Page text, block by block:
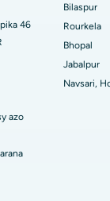
any Ramji Nagar,
ao amin'ny Sector-
ao Swargate, Pune
vehivavy tsara
46
azo
Bilaspur
Rourkela
Bhopal
Jabalpur
Navsari,